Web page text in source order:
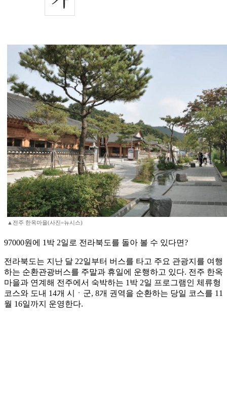
▲전주 한옥마을(사진=뉴시스)
97000원에 1박 2일로 전라북도를 돌아 볼 수 있다면?
전라북도는 지난 달 22일부터 버스를 타고 주요 관광지를 여행
하는 순환관광버스를 주말과 휴일에 운행하고 있다. 전주 한옥
마을과 연계해 전주에서 숙박하는 1박 2일 프로그램인 체류형
코스와 도내 14개 시ㆍ군, 8개 권역을 순환하는 당일 코스를 11
월 16일까지 운영한다.